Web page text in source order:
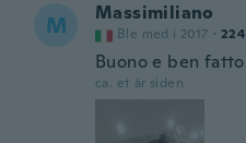
M Massimiliano
Ble med i 2017 · 224
Buono e ben fatto
ca. et år siden